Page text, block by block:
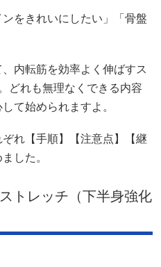
ンをきれいにしたい」「骨盤
内転筋を効率よく伸ばすス
どれも無理なくできる内容
て始められますよ。
れ【手順】【注意点】【継
した。
トレッチ（下半身強化